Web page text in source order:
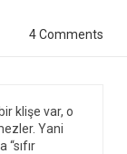
4 Comments
klişe var, o
Yani